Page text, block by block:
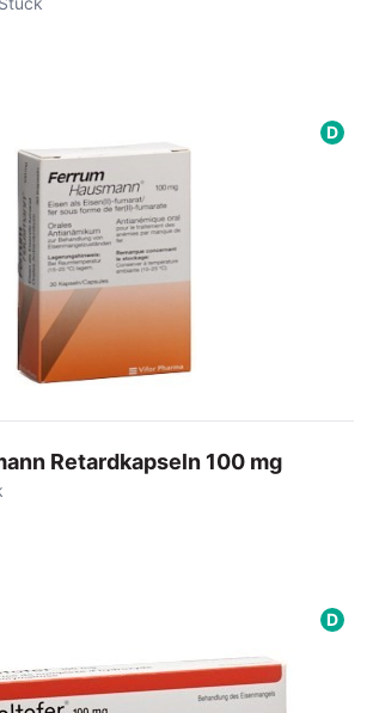
In den Warenkorb
D
Retardkapseln 100 mg
D